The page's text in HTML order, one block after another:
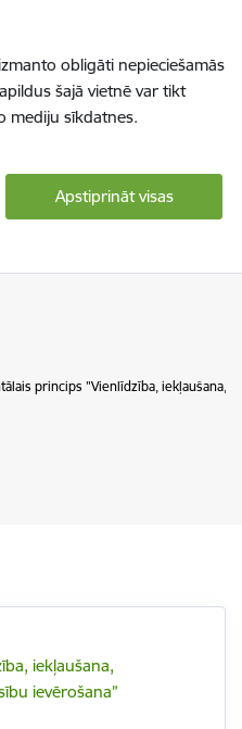
obligāti nepieciešamās
šajā vietnē var tikt
mediju sīkdatnes.
Apstiprināt visas
princips "Vienlīdzība, iekļaušana,
iekļaušana,
ievērošana”